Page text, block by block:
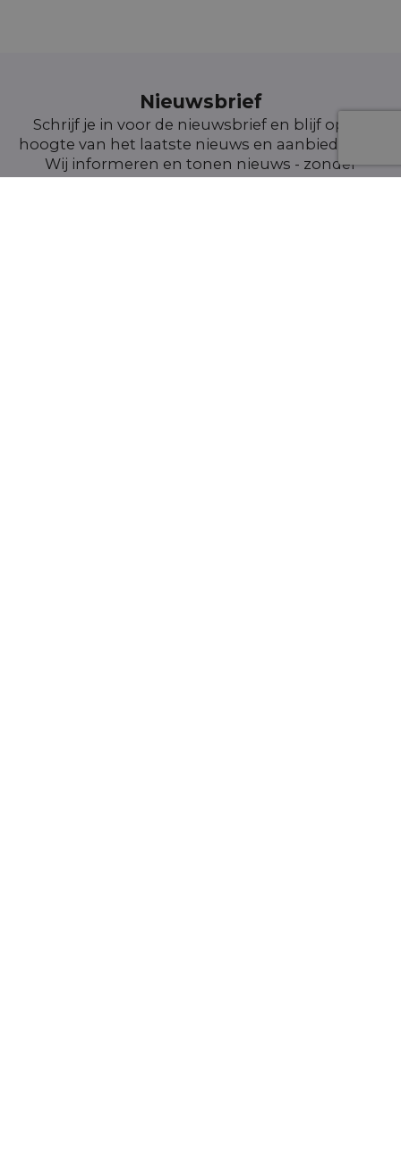
Nieuwsbrief
Schrijf je in voor de nieuwsbrief en blijf op de
hoogte van het laatste nieuws en aanbiedingen
Wij informeren en tonen nieuws - zonder
onnodige spam. Blijf regelmatig bij ons!